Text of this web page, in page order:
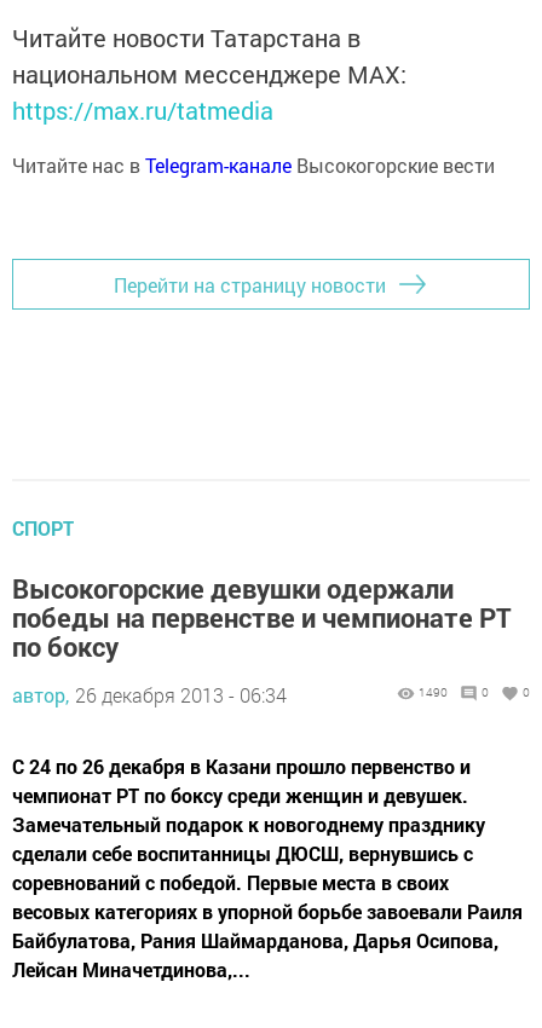
Читайте новости Татарстана в
национальном мессенджере MАХ:
https://max.ru/tatmedia
Читайте нас вTelegram-канале Высокогорские вести
Перейти на страницу новости
СПОРТ
Высокогорские девушки одержали
победы на первенстве и чемпионате РТ
по боксу
автор, 26 декабря 2013 - 06:34 1490 0 0
С 24 по 26 декабря в Казани прошло первенство и
чемпионат РТ по боксу среди женщин и девушек.
Замечательный подарок к новогоднему празднику
сделали себе воспитанницы ДЮСШ, вернувшись с
соревнований с победой. Первые места в своих
весовых категориях в упорной борьбе завоевали Раиля
Байбулатова, Рания Шаймарданова, Дарья Осипова,
Лейсан Миначетдинова,...